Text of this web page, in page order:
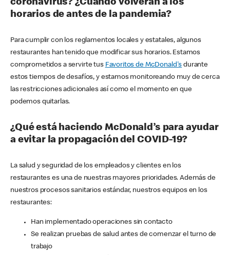
coronavirus? ¿Cuándo volverán a los
horarios de antes de la pandemia?
Para cumplir con los reglamentos locales y estatales, algunos
restaurantes han tenido que modificar sus horarios. Estamos
comprometidos a servirte tus Favoritos de McDonald's durante
estos tiempos de desafíos, y estamos monitoreando muy de cerca
las restricciones adicionales así como el momento en que
podemos quitarlas.
¿Qué está haciendo McDonald’s para ayudar
a evitar la propagación del COVID-19?
La salud y seguridad de los empleados y clientes en los
restaurantes es una de nuestras mayores prioridades. Además de
nuestros procesos sanitarios estándar, nuestros equipos en los
restaurantes:
Han implementado operaciones sin contacto
Se realizan pruebas de salud antes de comenzar el turno de
trabajo